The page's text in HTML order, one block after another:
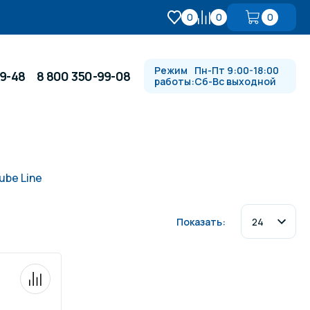
0 0 0
Водопады, водяные пушки и
48 8 800 350-99-08
Режим
работы:
Пн-Пт 9:00-18:00
Сб-Вс выходной
Line
Показать: